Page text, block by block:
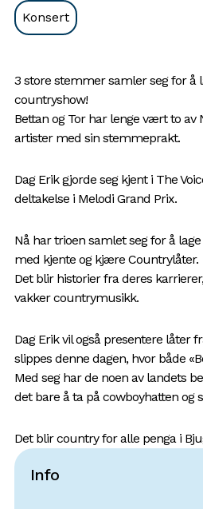
Konsert
3 store stemmer samler seg for å
countryshow!
Bettan og Tor har lenge vært to
artister med sin stemmeprakt.
Dag Erik gjorde seg kjent i The
deltakelse i Melodi Grand Prix.
Nå har trioen samlet seg for å
med kjente og kjære Countrylåter.
Det blir historier fra deres
vakker countrymusikk.
Dag Erik vil også presentere låter
slippes denne dagen, hvor både
Med seg har de noen av landets
det bare å ta på cowboyhatten og
Det blir country for alle penga i
Info